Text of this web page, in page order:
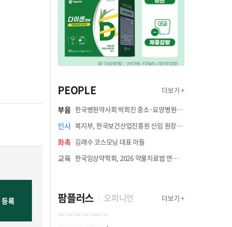
PEOPLE 더보기 +
부음 한국병원약사회 박희진 중소·요양병원이사(충청북도 청주의료원 약제팀장) 부친상
인사 복지부, 한국보건산업진흥원 신임 원장에 고상백 교수 임명
화촉 김래수 코스모닝 대표 아들
교육 한국임상약학회, 2026 약물치료법 연수강좌 8월 21일 개최
팜플러스 오피니언 더보기 +